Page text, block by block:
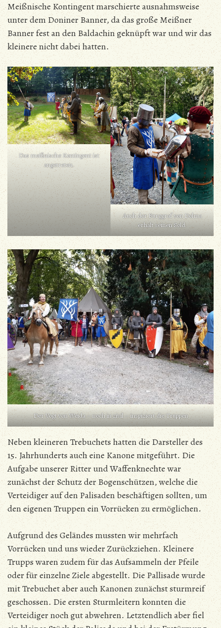
Meißnische Kontingent marschierte ausnahmsweise
unter dem Doniner Banner, da das große Meißner
Banner fest an den Baldachin geknüpft war und wir das
kleinere nicht dabei hatten.
Das meißnische Kontingent ist
angetreten.
Auch der Burggraf von Dohna
erhält seinen Sold.
Der Vogt von Weida – noch in zivil – inspiziert die Truppen
Neben kleineren Trebuchets hatten die Darsteller des
15. Jahrhunderts auch eine Kanone mitgeführt. Die
Aufgabe unserer Ritter und Waffenknechte war
zunächst der Schutz der Bogenschützen, welche die
Verteidiger auf den Palisaden beschäftigen sollten, um
den eigenen Truppen ein Vorrücken zu ermöglichen.
Aufgrund des Geländes mussten wir mehrfach
Vorrücken und uns wieder Zurückziehen. Kleinere
Trupps waren zudem für das Aufsammeln der Pfeile
oder für einzelne Ziele abgestellt. Die Pallisade wurde
mit Trebuchet aber auch Kanonen zunächst sturmreif
geschossen. Die ersten Sturmleitern konnten die
Verteidiger noch gut abwehren. Letztendlich aber fiel